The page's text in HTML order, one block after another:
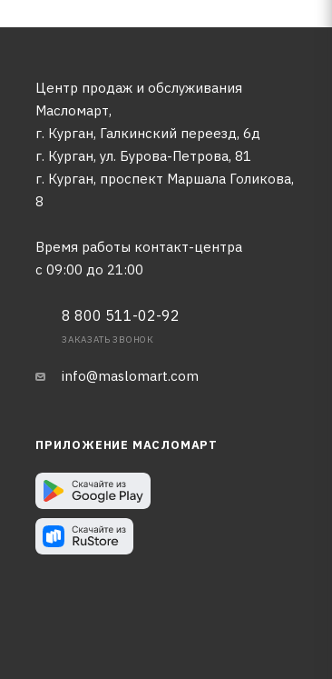
Центр продаж и обслуживания
Масломарт,
г. Курган, Галкинский переезд, 6д
г. Курган, ул. Бурова-Петрова, 81
г. Курган, проспект Маршала Голикова,
8
Время работы контакт-центра
с 09:00 до 21:00
8 800 511-02-92
ЗАКАЗАТЬ ЗВОНОК
info@maslomart.com
ПРИЛОЖЕНИЕ МАСЛОМАРТ